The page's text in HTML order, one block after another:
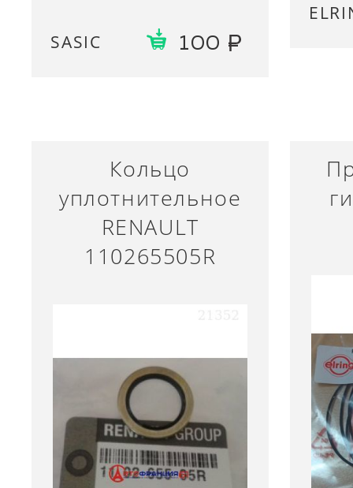
SASIC 100
Кольцо
уплотнительное
RENAULT
110265505R